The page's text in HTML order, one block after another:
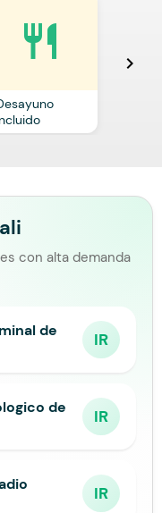
restaurant
chevron_right
con alta demanda
de
IR
de
IR
IR